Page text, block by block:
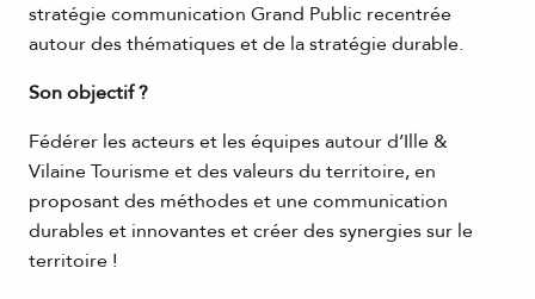
stratégie communication Grand Public recentrée
autour des thématiques et de la stratégie durable.
Son objectif ?
Fédérer les acteurs et les équipes autour d’Ille &
Vilaine Tourisme et des valeurs du territoire, en
proposant des méthodes et une communication
durables et innovantes et créer des synergies sur le
territoire !